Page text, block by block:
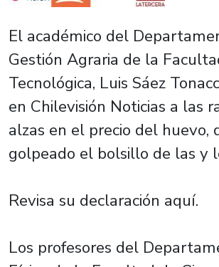
El académico del
Gestión Agraria de la
Tecnológica, Luis Sáez
en Chilevisión Noticias a las
alzas en el precio del huevo,
golpeado el bolsillo de las y
Revisa su declaración aquí.
Los profesores del